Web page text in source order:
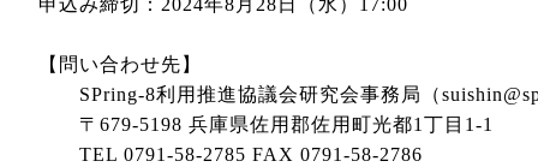
申込み締切：2024年8月28日（水）17:00
【問い合わせ先】
SPring-8利用推進協議会研究会事務局（
〒679-5198 兵庫県佐用郡佐用町光都1丁目1-1
TEL 0791-58-2785 FAX 0791-58-2786